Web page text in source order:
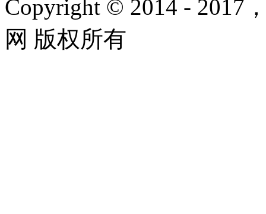
Copyright © 2014 - 2017
网 版权所有